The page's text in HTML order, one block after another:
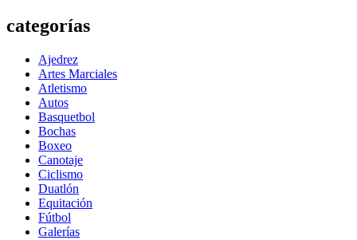
categorías
Ajedrez
Artes Marciales
Atletismo
Autos
Basquetbol
Bochas
Boxeo
Canotaje
Ciclismo
Duatlón
Equitación
Fútbol
Galerías